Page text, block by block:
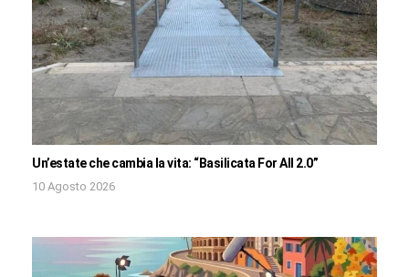
Un’estate che cambia la vita: “Basilicata For All 2.0”
10 Agosto 2026